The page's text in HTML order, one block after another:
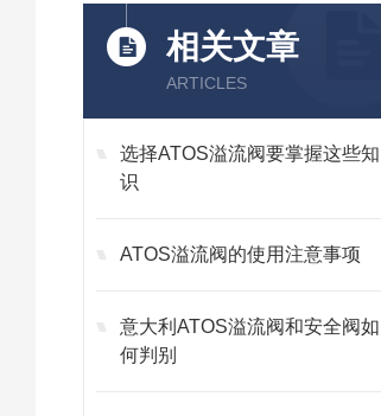
相关文章
ARTICLES
选择ATOS溢流阀要掌握这些知
识
ATOS溢流阀的使用注意事项
意大利ATOS溢流阀和安全阀如
何判别